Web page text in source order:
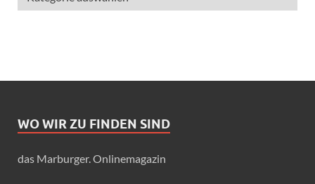
WO WIR ZU FINDEN SIND
das Marburger. Onlinemagazin